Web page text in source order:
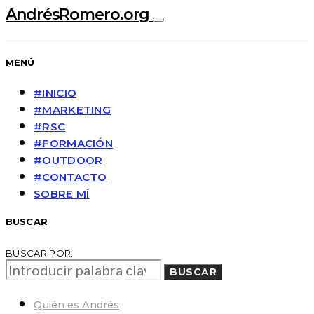
AndrésRomero.org
MENÚ
#INICIO
#MARKETING
#RSC
#FORMACIÓN
#OUTDOOR
#CONTACTO
SOBRE MÍ
BUSCAR
BUSCAR POR:
BUSCAR
Quién es Andrés